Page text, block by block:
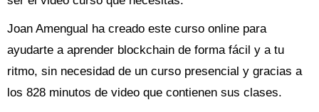
Joan Amengual ha creado este curso online para
ayudarte a aprender blockchain de forma fácil y a tu
ritmo, sin necesidad de un curso presencial y gracias a
los 828 minutos de video que contienen sus clases.